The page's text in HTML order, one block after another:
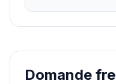
Domande